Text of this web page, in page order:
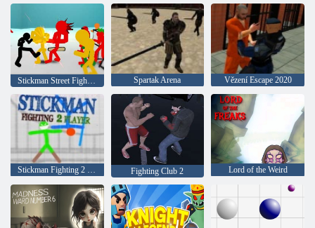
Stickman Street Fighting 3D Spartak Arena Vězení Escape 2020
Stickman Fighting 2 Player Fighting Club 2 Lord of the Weird